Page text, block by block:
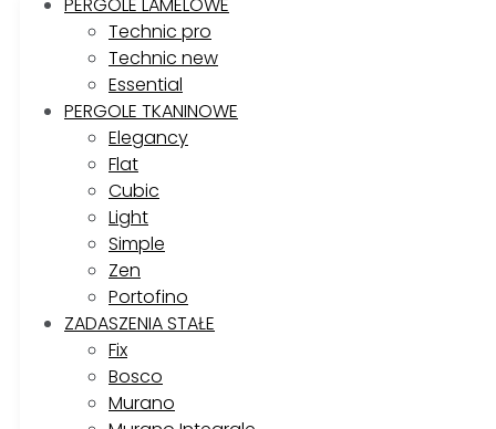
Technic pro
Technic new
Essential
PERGOLE TKANINOWE
Elegancy
Flat
Cubic
Light
Simple
Zen
Portofino
ZADASZENIA STAŁE
Fix
Bosco
Murano